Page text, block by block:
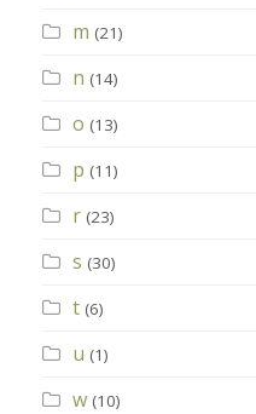
m (21)
n (14)
o (13)
p (11)
r (23)
s (30)
t (6)
u (1)
w (10)